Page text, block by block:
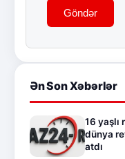
Göndər
Ən Son Xəbərlər
16 yaşlı
dünya
atdı